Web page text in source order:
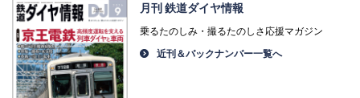
月刊 鉄道ダイヤ情報
乗るたのしみ・撮るたのしさ応援マガジン
近刊＆バックナンバー一覧へ